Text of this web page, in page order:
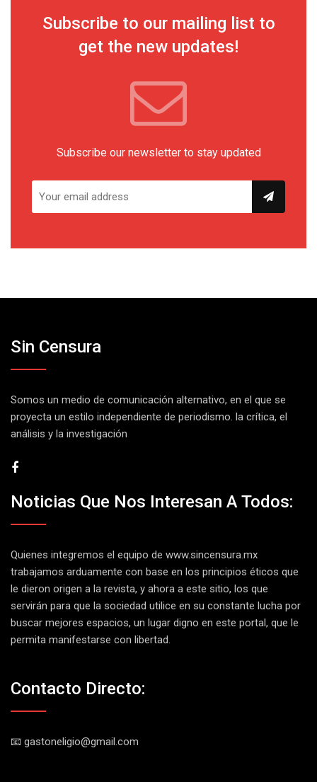
Subscribe to our mailing list to
get the new updates!
Subscribe our newsletter to stay updated
Sin Censura
Somos un medio de comunicación alternativo, en el que se
proyecta un estilo independiente de periodismo. la crítica, el
análisis y la investigación
Noticias Que Nos Interesan A Todos:
Quienes integremos el equipo de www.sincensura.mx
trabajamos arduamente con base en los principios éticos que
le dieron origen a la revista, y ahora a este sitio, los que
servirán para que la sociedad utilice en su constante lucha por
buscar mejores espacios, un lugar digno en este portal, que le
permita manifestarse con libertad.
Contacto Directo:
📧 gastoneligio@gmail.com